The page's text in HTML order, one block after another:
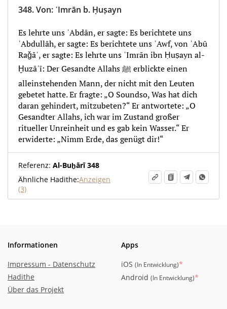
348.Von: ʿImrān b. Ḥuṣayn
Es lehrte uns ʿAbdān, er sagte: Es berichtete uns
ʿAbdullāh, er sagte: Es berichtete uns ʿAwf, von ʾAbū
Raǧāʾ, er sagte: Es lehrte uns ʿImrān ibn Ḥuṣayn al-
Ḫuzāʿī: Der Gesandte Allahs ﷺ erblickte einen
alleinstehenden Mann, der nicht mit den Leuten
gebetet hatte. Er fragte: „O Soundso, Was hat dich
daran gehindert, mitzubeten?“ Er antwortete: „O
Gesandter Allahs, ich war im Zustand großer
ritueller Unreinheit und es gab kein Wasser.“ Er
erwiderte: „Nimm Erde, das genügt dir!“
Referenz: Al-Buḫārī 348
Ähnliche Hadithe:Anzeigen
(3)
Informationen
Impressum - Datenschutz
Hadithe
Über das Projekt
Apps
iOS (In Entwicklung)*
Android (In Entwicklung)*